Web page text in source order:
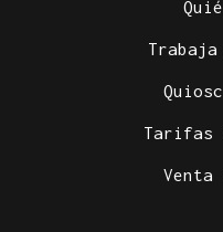
Tarifas
Venta